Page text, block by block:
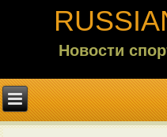
Новости